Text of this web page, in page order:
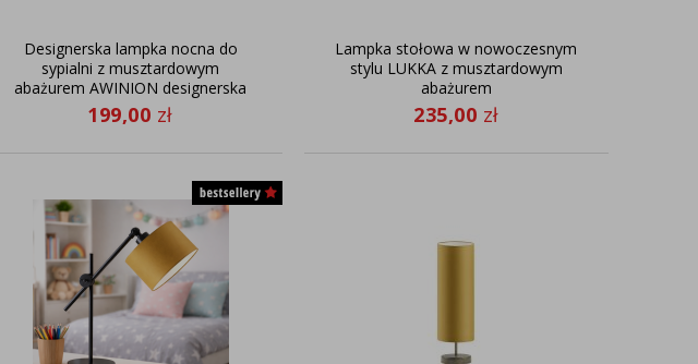
Designerska lampka nocna do
sypialni z musztardowym
abażurem AWINION designerska
lampka stołowa do domu
199,00 zł
Lampka stołowa w nowoczesnym
stylu LUKKA z musztardowym
abażurem
235,00 zł